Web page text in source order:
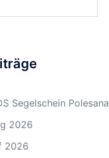
Segelschein Polesana
2026
2026